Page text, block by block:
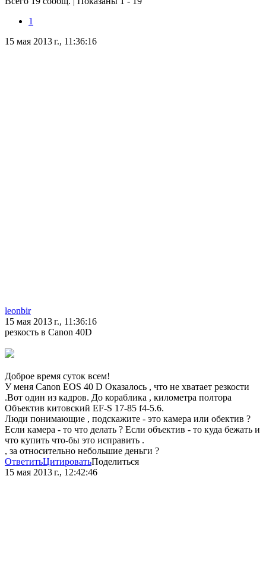
1
15 мая 2013 г., 11:36:16
leonbir
15 мая 2013 г., 11:36:16
резкость в Canon 40D
Доброе время суток всем!
У меня Canon EOS 40 D Оказалось , что не хватает резкости
.Вот один из кадров. До кораблика , километра полтора
Объектив китовский EF-S 17-85 f4-5.6.
Люди понимающие , подскажите - это камера или обектив ?
Если камера - то что делать ? Если объектив - то куда бежать и
что купить что-бы это исправить .
, за относительно небольшие деньги ?
ОтветитьЦитироватьПоделиться
15 мая 2013 г., 12:42:46